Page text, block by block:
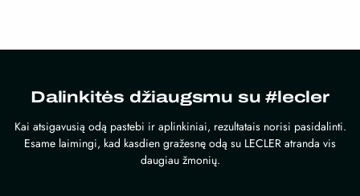
Dalinkitės džiaugsmu su #lecler
Kai atsigavusią odą pastebi ir aplinkiniai, rezultatais norisi pasidalinti.
Esame laimingi, kad kasdien gražesnę odą su LECLER atranda vis
daugiau žmonių.